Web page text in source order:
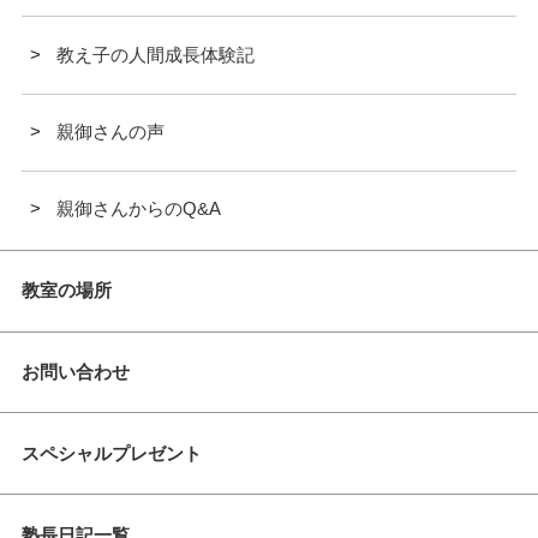
教え子の人間成長体験記
親御さんの声
親御さんからのQ&A
教室の場所
お問い合わせ
スペシャルプレゼント